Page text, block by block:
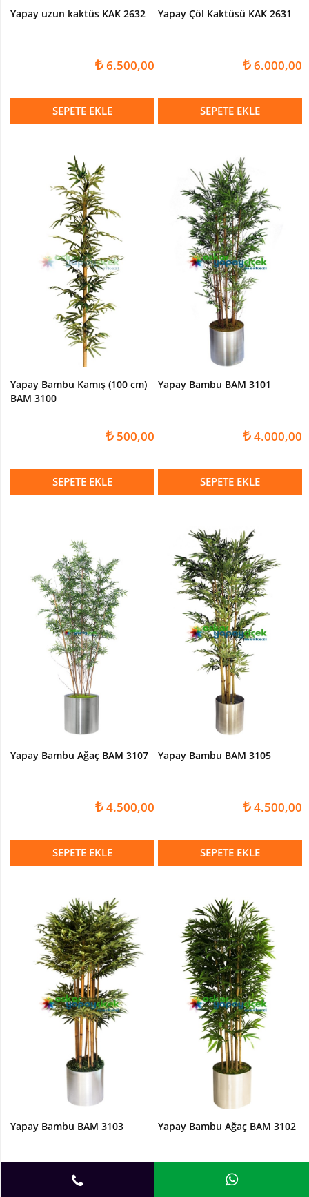
Yapay uzun kaktüs KAK 2632
6.500,00
SEPETE EKLE
Yapay Çöl Kaktüsü KAK 2631
6.000,00
SEPETE EKLE
Yapay Bambu Kamış (100 cm)
BAM 3100
500,00
SEPETE EKLE
Yapay Bambu BAM 3101
4.000,00
SEPETE EKLE
Yapay Bambu Ağaç BAM 3107
4.500,00
SEPETE EKLE
Yapay Bambu BAM 3105
4.500,00
SEPETE EKLE
Yapay Bambu BAM 3103 Yapay Bambu Ağaç BAM 3102